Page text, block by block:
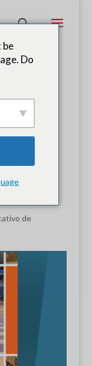
os
de
be
Do